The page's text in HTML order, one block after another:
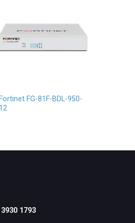
Fortinet FG-81F-BDL-950-
12
1793